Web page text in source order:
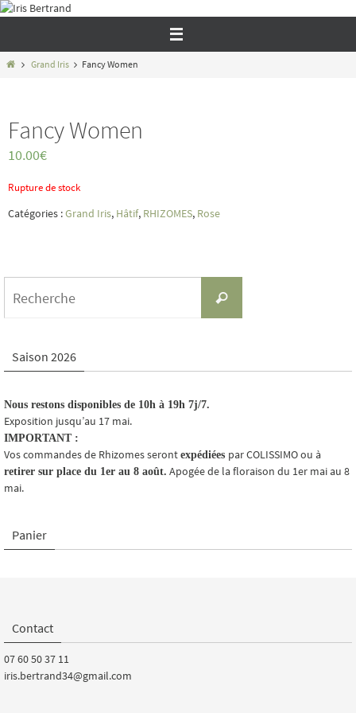
Passer
contenuHomeGrand Iris Fancy Women
Fancy Women
10.00€
Rupture de stock
Catégories :Grand Iris, Hâtif, RHIZOMES, Rose
Recherche
Saison 2026
Nous restons disponibles de 10h à 19h 7j/7.
Exposition jusqu’au 17 mai.
IMPORTANT :
Vos commandes de Rhizomes seront expédiées par COLISSIMO ou à
retirer sur place du 1er au 8 août. Apogée de la floraison du 1er mai au 8
mai.
Panier
Contact
07 60 50 37 11
iris.bertrand34@gmail.com